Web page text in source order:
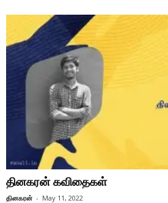
தினகரன் கவிதைகள்
தினகரன் - May 11, 2022